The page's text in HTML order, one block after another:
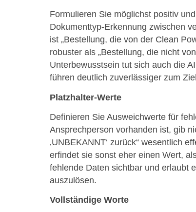
Formulieren Sie möglichst positiv
Dokumenttyp-Erkennung zwischen
ist „Bestellung, die von der Clean
robuster als „Bestellung, die nicht
Unterbewusstsein tut sich auch die
führen deutlich zuverlässiger zum
Platzhalter-Werte
Definieren Sie Ausweichwerte für
Ansprechperson vorhanden ist, gib
‚UNBEKANNT‘ zurück“ wesentlich
erfindet sie sonst eher einen Wert,
fehlende Daten sichtbar und erlaubt
auszulösen.
Vollständige Worte